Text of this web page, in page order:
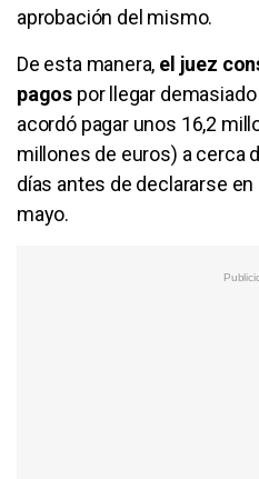
aprobación del mismo.
De esta manera, el juez
pagos por llegar
acordó pagar unos 16,2
millones de euros) a cerca
días antes de declararse
mayo.